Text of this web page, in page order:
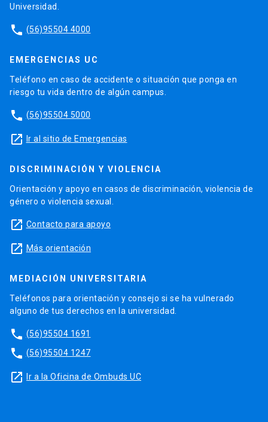
Universidad.
phone (56)95504 4000
EMERGENCIAS UC
Teléfono en caso de accidente o situación que ponga en
riesgo tu vida dentro de algún campus.
phone (56)95504 5000
launch Ir al sitio de Emergencias
DISCRIMINACIÓN Y VIOLENCIA
Orientación y apoyo en casos de discriminación, violencia de
género o violencia sexual.
launch Contacto para apoyo
launch Más orientación
MEDIACIÓN UNIVERSITARIA
Teléfonos para orientación y consejo si se ha vulnerado
alguno de tus derechos en la universidad.
phone (56)95504 1691
phone (56)95504 1247
launch Ir a la Oficina de Ombuds UC